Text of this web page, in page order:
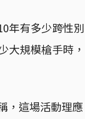
年有多少跨性別
大規模槍手時，
，這場活動理應